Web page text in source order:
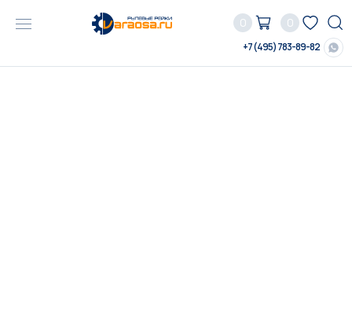
0 0
+7 (495) 783-89-82